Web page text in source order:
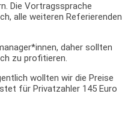
Die Vortragssprache
alle weiteren Referierenden
daher sollten
zu profitieren.
wollten wir die Preise
für Privatzahler 145 Euro